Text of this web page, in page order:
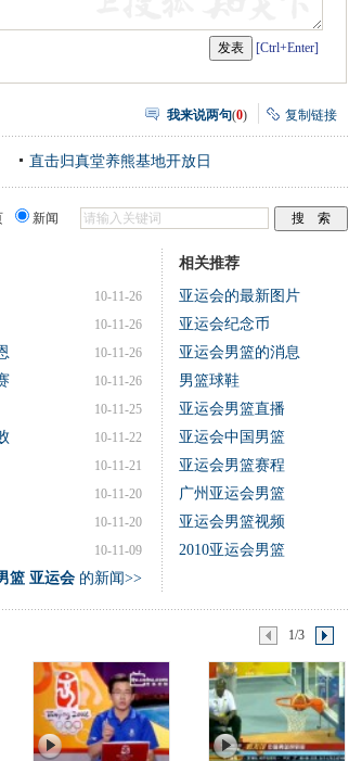
[Ctrl+Enter]
我来说两句(0) 复制链接
直击归真堂养熊基地开放日
新闻
10-11-26
10-11-26
10-11-26
10-11-26
10-11-25
10-11-22
10-11-21
10-11-20
10-11-20
10-11-09
篮 亚运会的新闻>>
相关推荐
亚运会的最新图片
亚运会纪念币
亚运会男篮的消息
男篮球鞋
亚运会男篮直播
亚运会中国男篮
亚运会男篮赛程
广州亚运会男篮
亚运会男篮视频
2010亚运会男篮
1/3